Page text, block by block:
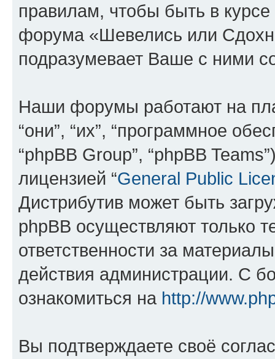
правилам, чтобы быть в
форума «Шевелись или
подразумевает Ваше с ними
Наши форумы работают на
“они”, “их”, “программное
“phpBB Group”, “phpBB
лицензией “General Public
Дистрибутив может быть
phpBB осуществляют только
ответственности за
действия администрации. С
ознакомиться на http://
Вы подтверждаете своё